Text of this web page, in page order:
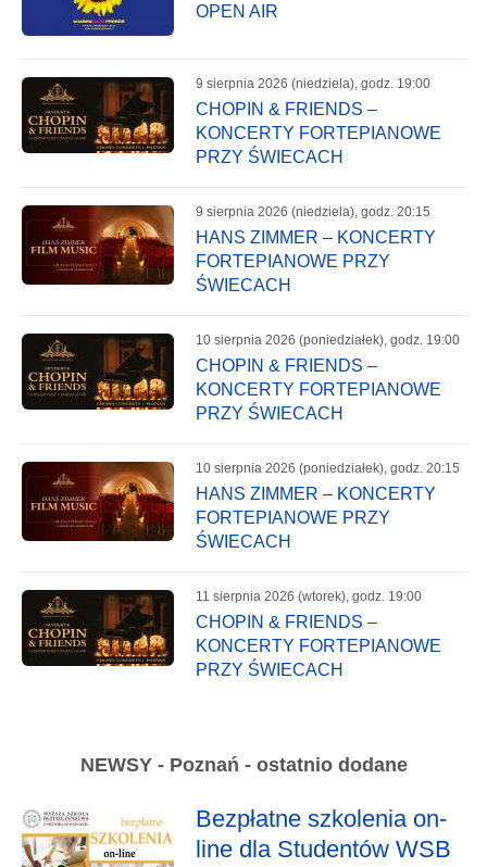
OPEN AIR
9 sierpnia 2026 (niedziela), godz. 19:00
CHOPIN & FRIENDS –
KONCERTY FORTEPIANOWE
PRZY ŚWIECACH
9 sierpnia 2026 (niedziela), godz. 20:15
HANS ZIMMER – KONCERTY
FORTEPIANOWE PRZY
ŚWIECACH
10 sierpnia 2026 (poniedziałek), godz. 19:00
CHOPIN & FRIENDS –
KONCERTY FORTEPIANOWE
PRZY ŚWIECACH
10 sierpnia 2026 (poniedziałek), godz. 20:15
HANS ZIMMER – KONCERTY
FORTEPIANOWE PRZY
ŚWIECACH
11 sierpnia 2026 (wtorek), godz. 19:00
CHOPIN & FRIENDS –
KONCERTY FORTEPIANOWE
PRZY ŚWIECACH
NEWSY - Poznań - ostatnio dodane
Bezpłatne szkolenia on-
line dla Studentów WSB